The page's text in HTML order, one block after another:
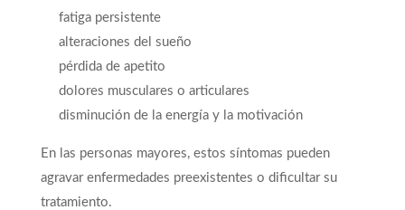
fatiga persistente
alteraciones del sueño
pérdida de apetito
dolores musculares o articulares
disminución de la energía y la motivación
En las personas mayores, estos síntomas pueden
agravar enfermedades preexistentes o dificultar su
tratamiento.